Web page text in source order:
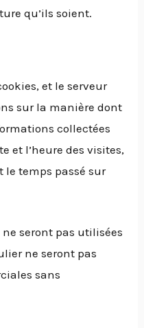
qu’ils soient.
et le serveur
sur la manière dont
collectées
et l’heure des visites,
le temps passé sur
seront pas utilisées
ne seront pas
sans